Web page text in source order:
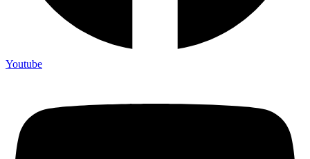
Youtube